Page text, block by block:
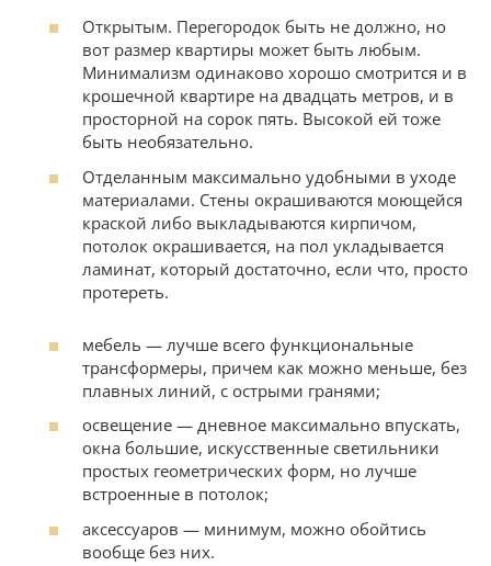
Открытым. Перегородок быть не должно, но
вот размер квартиры может быть любым.
Минимализм одинаково хорошо смотрится и в
крошечной квартире на двадцать метров, и в
просторной на сорок пять. Высокой ей тоже
быть необязательно.
Отделанным максимально удобными в уходе
материалами. Стены окрашиваются моющейся
краской либо выкладываются кирпичом,
потолок окрашивается, на пол укладывается
ламинат, который достаточно, если что, просто
протереть.
мебель — лучше всего функциональные
трансформеры, причем как можно меньше, без
плавных линий, с острыми гранями;
освещение — дневное максимально впускать,
окна большие, искусственные светильники
простых геометрических форм, но лучше
встроенные в потолок;
аксессуаров — минимум, можно обойтись
вообще без них.